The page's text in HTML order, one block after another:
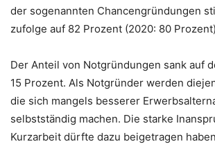
der sogenannten Chancengründungen
zufolge auf 82 Prozent (2020: 80
Der Anteil von Notgründungen sank auf
15 Prozent. Als Notgründer werden
die sich mangels besserer
selbstständig machen. Die starke
Kurzarbeit dürfte dazu beigetragen